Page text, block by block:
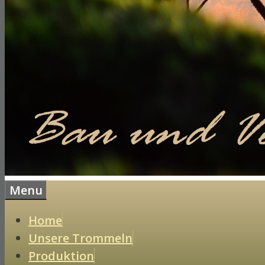
Menu
Home
Unsere Trommeln
Produktion